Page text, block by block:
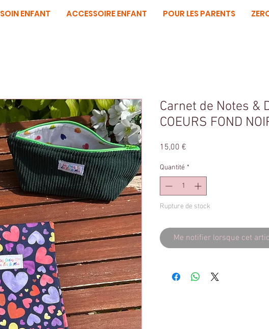
SOIN ENFANT ACCESSOIRE ENFANT POUR LES PARENTS
Carnet de Notes &
COEURS FOND
15,00 €
Quantité *
Rupture de stock
Me notifier lorsque cet